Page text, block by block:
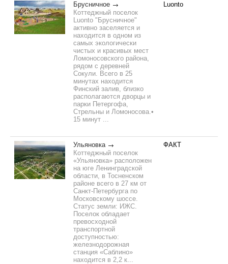
Брусничное
Коттеджный поселок
Luonto "Брусничное"
активно заселяется и
находится в одном из
самых экологически
чистых и красивых мест
Ломоносовского района,
рядом с деревней
Сокули. Всего в 25
минутах находится
Финский залив, близко
располагаются дворцы и
парки Петергофа,
Стрельны и Ломоносова.•
15 минут ...
Luonto
Ульяновка
Коттеджный поселок
«Ульяновка» расположен
на юге Ленинградской
области, в Тосненском
районе всего в 27 км от
Санкт-Петербурга по
Московскому шоссе.
Статус земли: ИЖС.
Поселок обладает
превосходной
транспортной
доступностью:
железнодорожная
станция «Саблино»
находится в 2,2 к...
ФАКТ